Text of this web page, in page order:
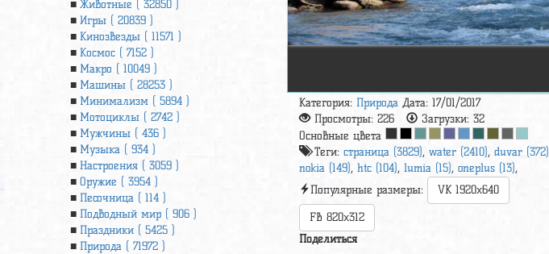
Животные ( 32850 )
Игры ( 20839 )
Кинозвезды ( 11571 )
Космос ( 7152 )
Макро ( 10049 )
Машины ( 28253 )
Минимализм ( 5894 )
Мотоциклы ( 2742 )
Мужчины ( 436 )
Музыка ( 934 )
Настроения ( 3059 )
Оружие ( 3954 )
Песочница ( 114 )
Подводный мир ( 906 )
Праздники ( 5425 )
Природа ( 71972 )
Категория:Природа Дата: 17/01/2017
Просмотры:226 Загрузки:32
Основные цвета
Теги:страница (3829),water (2410),duvar (372)
nokia (149),htc (104),lumia (15),oneplus (13),
Популярные размеры:
VK 1920x640
FB 820x312
Поделиться